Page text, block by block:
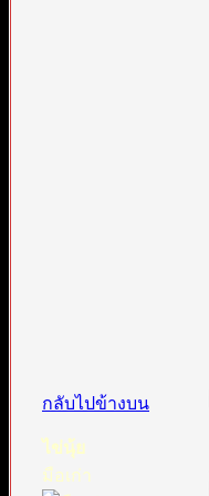
กลับไปข้างบน
ไข่นุ้ย
มือเก่า